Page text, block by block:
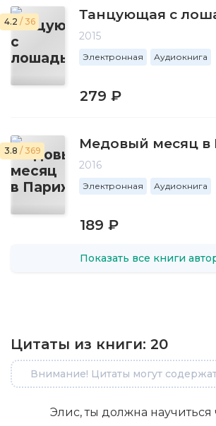
4.2 / 36 Танцующая с
2015
Электронная Аудиокнига
279 ₽
3.8 / 369 Медовый месяц
2016
Электронная Аудиокнига
189 ₽
Показать все книги
Цитаты из книги: 20
Внимание! Цитаты могут
Элис, ты должна научиться